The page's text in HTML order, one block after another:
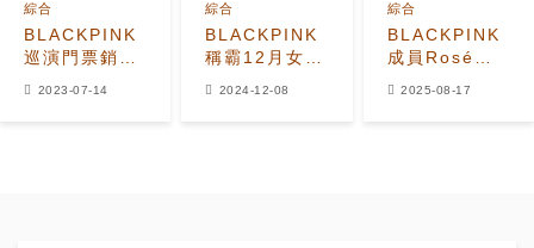
BLACKPINK
巡演門票銷售
綜合
2023-07-14
BLACKPINK
稱霸12月女團
綜合
2024-12-08
BLACKPINK
成員Rosé登
綜合
2025-08-17